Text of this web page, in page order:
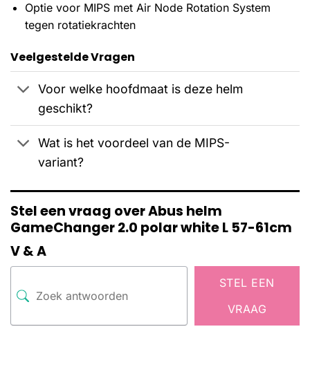
Optie voor MIPS met Air Node Rotation System
tegen rotatiekrachten
Veelgestelde Vragen
Voor welke hoofdmaat is deze helm
geschikt?
Wat is het voordeel van de MIPS-
variant?
Stel een vraag over Abus helm
GameChanger 2.0 polar white L 57-61cm
V & A
STEL EEN
VRAAG